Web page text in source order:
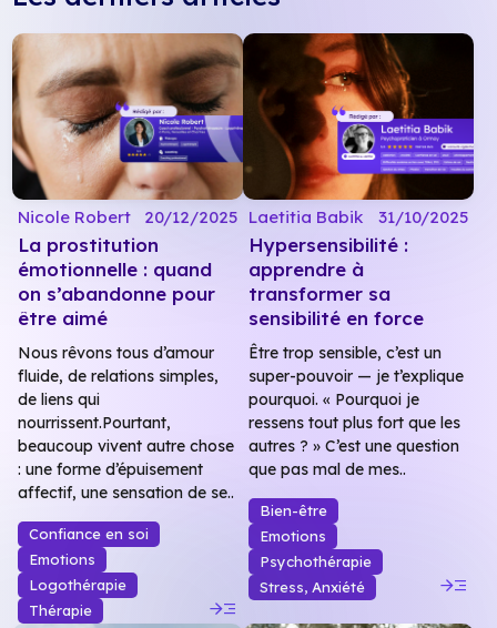
Nicole Robert 20/12/2025
La prostitution
émotionnelle : quand
on s’abandonne pour
être aimé
Nous rêvons tous d’amour
fluide, de relations simples,
de liens qui
nourrissent.Pourtant,
beaucoup vivent autre chose
: une forme d’épuisement
affectif, une sensation de se..
Confiance en soi
Emotions
Logothérapie
Thérapie
read_more
Laetitia Babik 31/10/2025
Hypersensibilité :
apprendre à
transformer sa
sensibilité en force
Être trop sensible, c’est un
super-pouvoir — je t’explique
pourquoi. « Pourquoi je
ressens tout plus fort que les
autres ? » C’est une question
que pas mal de mes..
Bien-être
Emotions
Psychothérapie
Stress, Anxiété
read_more